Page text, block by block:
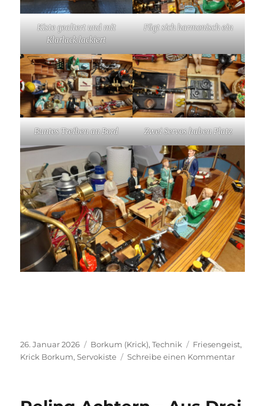
Kiste gealtert und mit
Klarlack lackiert
Fügt sich harmonisch ein
Buntes Treiben an Bord Zwei Servos haben Platz
Veröffentlicht
am
26. Januar 2026 Kategorien
Borkum (Krick),Technik Schlagwörter
Friesengeist,
Krick Borkum,Servokiste Schreibe einen Kommentarzu